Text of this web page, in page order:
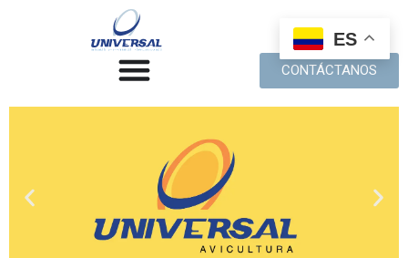
CONTÁCTANOS
ES